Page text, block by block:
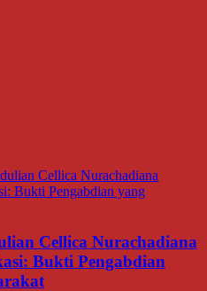
Cellica Nurachadiana
Bukti Pengabdian